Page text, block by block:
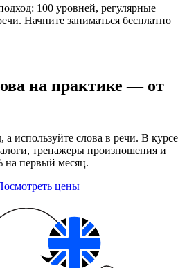
100 уровней, регулярные
Начните заниматься бесплатно
на практике — от
а используйте слова в речи. В курсе
тренажеры произношения и
на первый месяц.
цены